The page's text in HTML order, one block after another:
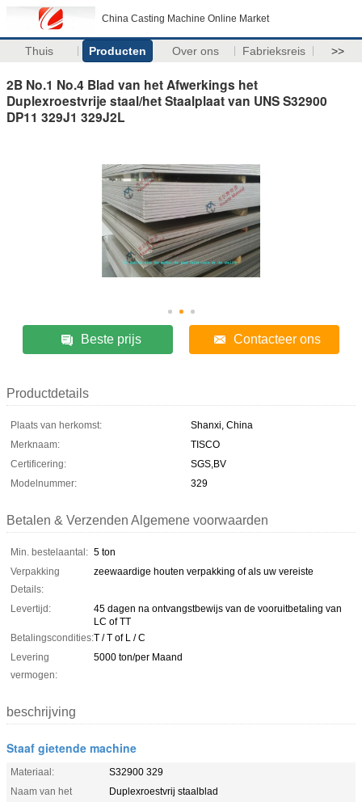
China Casting Machine Online Market
Thuis Producten Over ons Fabrieksreis >>
2B No.1 No.4 Blad van het Afwerkings het
Duplexroestvrije staal/het Staalplaat van UNS S32900
DP11 329J1 329J2L
Beste prijs Contacteer ons
Productdetails
Plaats van herkomst:
Shanxi, China
Merknaam:
TISCO
Certificering:
SGS,BV
Modelnummer:
329
Betalen & Verzenden Algemene voorwaarden
Min. bestelaantal: 5 ton
Verpakking
Details:
zeewaardige houten verpakking of als uw vereiste
Levertijd:
45 dagen na ontvangstbewijs van de vooruitbetaling van
LC of TT
Betalingscondities:T / T of L / C
Levering
vermogen:
5000 ton/per Maand
beschrijving
Staaf gietende machine
Materiaal:
S32900 329
Naam van het
Duplexroestvrij staalblad